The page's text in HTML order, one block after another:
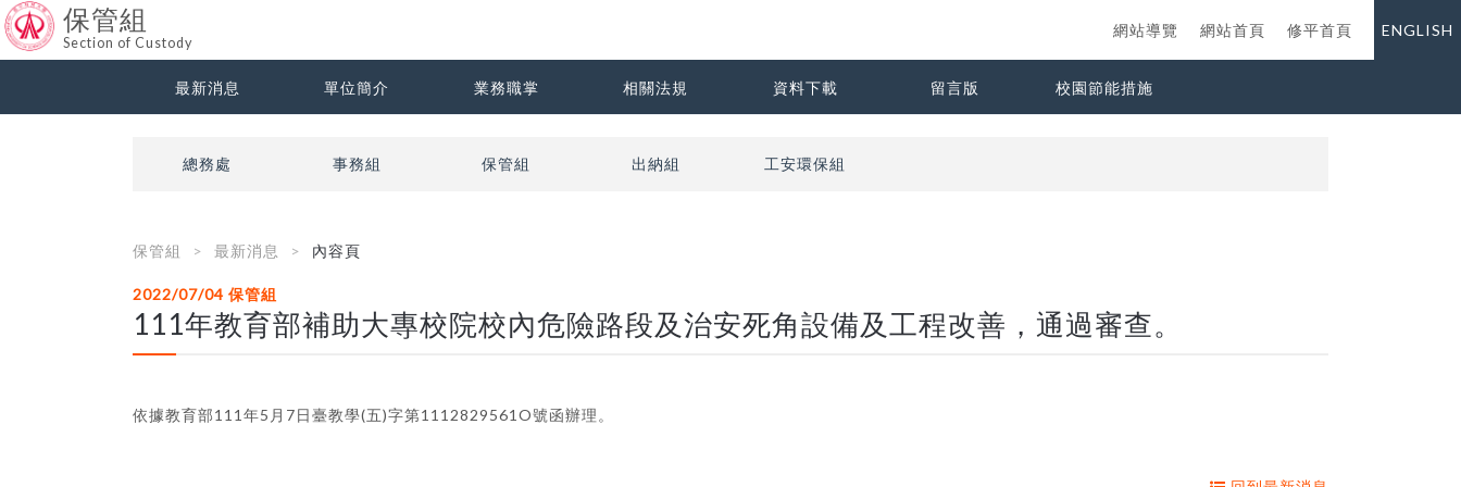
保管組
Section of Custody
網站導覽 網站首頁 修平首頁 ENGLISH
最新消息 單位簡介 業務職掌 相關法規 資料下載 留言版 校園節能措施
總務處 事務組 保管組 出納組 工安環保組
保管組 最新消息 內容頁
2022/07/04 保管組
111年教育部補助大專校院校內危險路段及治安死角設備及工程改善，通過審查。
依據教育部111年5月7日臺教學(五)字第1112829561O號函辦理。